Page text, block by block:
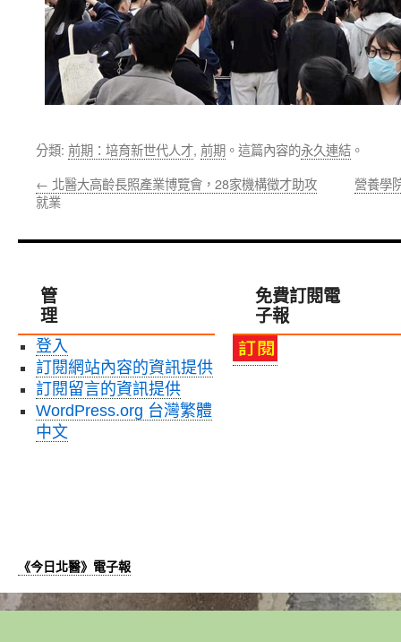
分類: 前期：培育新世代人才, 前期 。這篇內容的永久連結 。
← 北醫大高齡長照產業博覽會，28家機構徵才助攻
就業
營養學
管
理
登入
訂閱網站內容的資訊提供
訂閱留言的資訊提供
WordPress.org 台灣繁體
中文
免費訂閱電
子報
《今日北醫》電子報